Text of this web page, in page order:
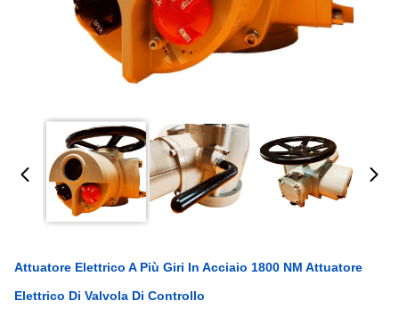
Attuatore Elettrico A Più Giri In Acciaio 1800 NM Attuatore
Elettrico Di Valvola Di Controllo